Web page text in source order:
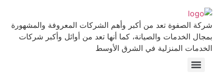
شركة الصفوة تعد من أكبر وأهم الشركات المعروفة والمشهورة
بمجال الخدمات والصيانة، كما أنها تعد من أوائل وأكبر شركات
الخدمات المنزلية في الشرق الأوسط